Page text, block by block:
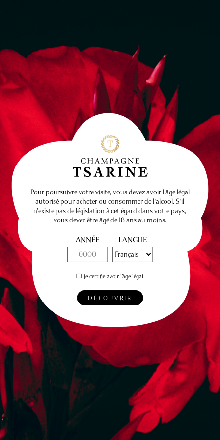
Pour poursuivre votre visite, vous devez avoir l'âge légal
autorisé pour acheter ou consommer de l'alcool. S'il
n'existe pas de législation à cet égard dans votre pays,
vous devez être âgé de 18 ans au moins.
ANNÉE LANGUE
Je certifie avoir l’âge légal